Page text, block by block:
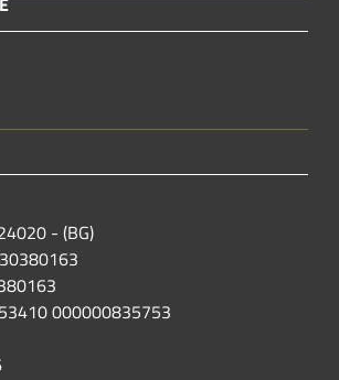
- (BG)
000000835753